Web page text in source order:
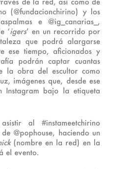
(@fundacionchirino) y los
e @ig_canarias_,
‘igers’ en un recorrido por
que podrá alargarse
ese tiempo, aficionados y
podrán captar cuantas
la obra del escultor como
imágenes que, desde ese
Instagram bajo la etiqueta
al #instameetchirino
@pophouse, haciendo un
(nombre en la red) en la
el evento.